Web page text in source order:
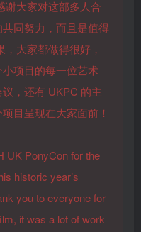
谢大家对这部多人合
同努力，而且是值得
大家都做得很好，
项目的每一位艺术
，还有 UKPC 的主
目呈现在大家面前！
UK PonyCon for the
historic year’s
you to everyone for
it was a lot of work